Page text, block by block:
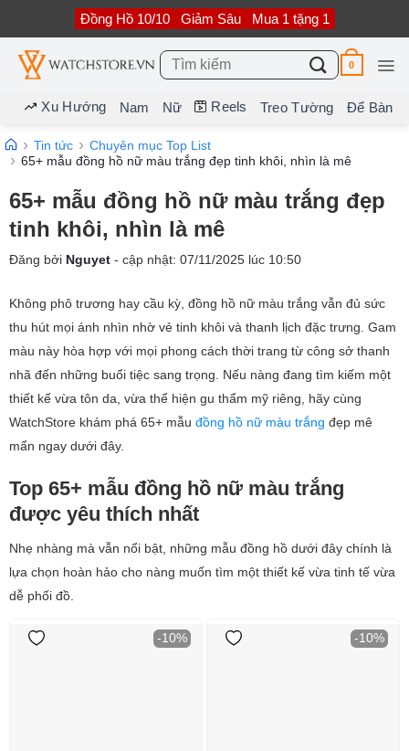
nội
dung
Đồng Hồ 10/10 Giảm Sâu Mua 1 tặng 1
Tìm
kiếm:
0
Xu Hướng Nam Nữ Reels Treo Tường Để Bàn
Tin tức
Chuyên mục Top List
65+ mẫu đồng hồ nữ màu trắng đẹp tinh khôi, nhìn là mê
65+ mẫu đồng hồ nữ màu trắng đẹp
tinh khôi, nhìn là mê
Đăng bởi Nguyet - cập nhật: 07/11/2025 lúc 10:50
Không phô trương hay cầu kỳ, đồng hồ nữ màu trắng vẫn đủ sức
thu hút mọi ánh nhìn nhờ vẻ tinh khôi và thanh lịch đặc trưng. Gam
màu này hòa hợp với mọi phong cách thời trang từ công sở thanh
nhã đến những buổi tiệc sang trọng. Nếu nàng đang tìm kiếm một
thiết kế vừa tôn da, vừa thể hiện gu thẩm mỹ riêng, hãy cùng
WatchStore khám phá 65+ mẫu đồng hồ nữ màu trắng đẹp mê
mẩn ngay dưới đây.
Top 65+ mẫu đồng hồ nữ màu trắng
được yêu thích nhất
Nhẹ nhàng mà vẫn nổi bật, những mẫu đồng hồ dưới đây chính là
lựa chọn hoàn hảo cho nàng muốn tìm một thiết kế vừa tinh tế vừa
dễ phối đồ.
-10% -10%